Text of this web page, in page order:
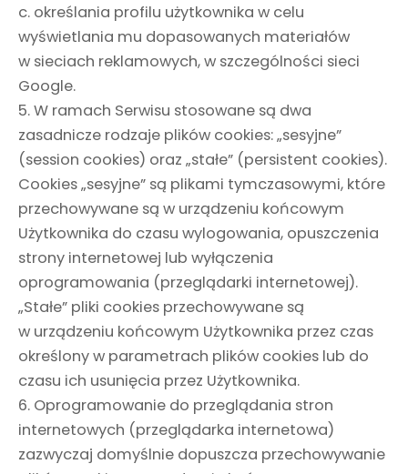
c. określania profilu użytkownika w celu
wyświetlania mu dopasowanych materiałów
w sieciach reklamowych, w szczególności sieci
Google.
5. W ramach Serwisu stosowane są dwa
zasadnicze rodzaje plików cookies: „sesyjne”
(session cookies) oraz „stałe” (persistent cookies).
Cookies „sesyjne” są plikami tymczasowymi, które
przechowywane są w urządzeniu końcowym
Użytkownika do czasu wylogowania, opuszczenia
strony internetowej lub wyłączenia
oprogramowania (przeglądarki internetowej).
„Stałe” pliki cookies przechowywane są
w urządzeniu końcowym Użytkownika przez czas
określony w parametrach plików cookies lub do
czasu ich usunięcia przez Użytkownika.
6. Oprogramowanie do przeglądania stron
internetowych (przeglądarka internetowa)
zazwyczaj domyślnie dopuszcza przechowywanie